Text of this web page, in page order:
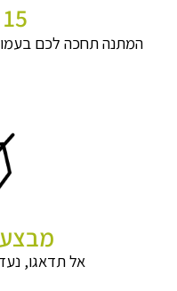
15 ₪ מתנה
המתנה תחכה לכם
אל תדאגו,